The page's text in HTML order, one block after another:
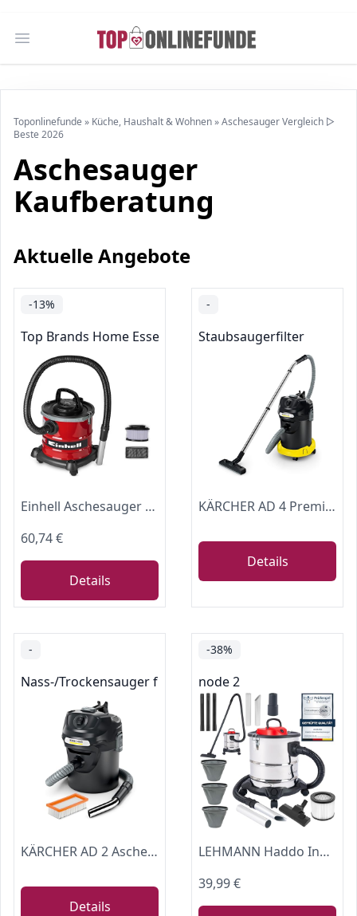
Open main menu
Toponlinefunde » Küche, Haushalt & Wohnen»Aschesauger Vergleich ▷
Beste 2026
Aschesauger
Kaufberatung
Aktuelle Angebote
-13%
Top Brands Home Essentials
Einhell Aschesauger TC-AV 2032 DW
60,74 €
Details
-
Staubsaugerfilter
KÄRCHER AD 4 Premium Aschesauger und Trockensauger Beutellos Schwarz/Silber Ideal für die Reinigung von Kaminen Pelletöfen und Grills (mit Filterreinigung 17LiterMetallbehälter) 365mm x 330mm x 565mm
Details
-
Nass-/Trockensauger für Werkstätten
KÄRCHER AD 2 Aschesauger und Trockensauger perfekt für die Kaminreinigung und Pelletofen Reinigung (mit Filterreinigung, 14-Liter-Metallbehälter, ohne Schmutzkontakt), (L x B x H) 345 x 330 x 440 mm
Details
-38%
node 2
LEHMANN Haddo Industriestaubsauger 2000W | Aschesauger für Kamin mit Doppelfilteranlage | Kaminsauger Ascheschlucker | Nass Trockensauger mit 20 Liter Edelstahltank, Silber
39,99 €